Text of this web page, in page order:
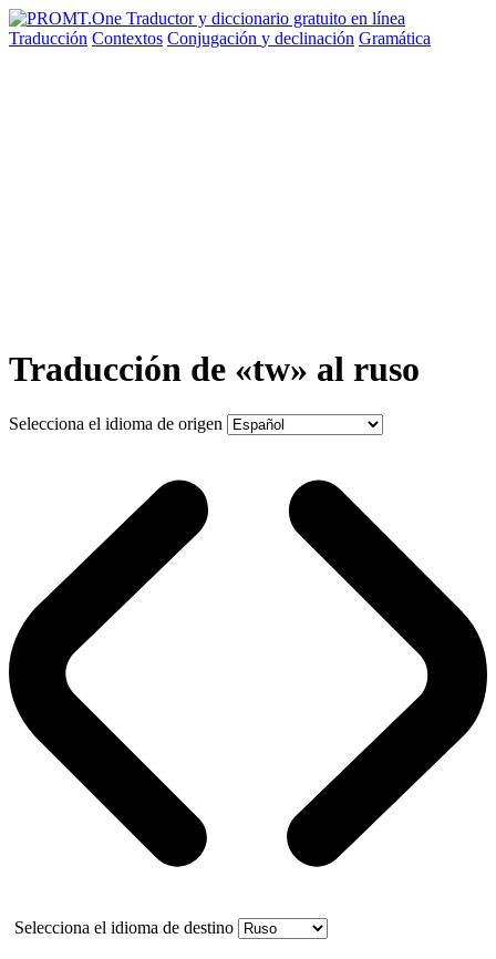
Traducción Contextos Conjugación y declinación Gramática
Traducción de «tw» al ruso
Selecciona el idioma de origen
Selecciona el idioma de destino